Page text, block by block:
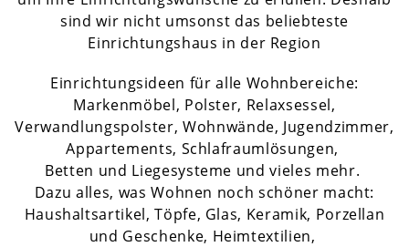
sind wir nicht umsonst das beliebteste
Einrichtungshaus in der Region
Einrichtungsideen für alle Wohnbereiche:
Markenmöbel, Polster, Relaxsessel,
Verwandlungspolster, Wohnwände, Jugendzimmer,
Appartements, Schlafraumlösungen,
Betten und Liegesysteme und vieles mehr.
Dazu alles, was Wohnen noch schöner macht:
Haushaltsartikel, Töpfe, Glas, Keramik, Porzellan
und Geschenke, Heimtextilien,